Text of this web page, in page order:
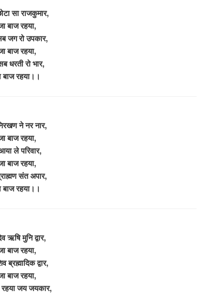
सा राजकुमार,
बाज रहया,
जग रो उपकार,
बाज रहया,
धरती रो भार,
बाज रहया।।
ने नर नार,
बाज रहया,
ले परिवार,
बाज रहया,
संत अपार,
बाज रहया।।
ऋषि मुनि द्वार,
बाज रहया,
ब्रह्मादिक द्वार,
बाज रहया,
जय जयकार,